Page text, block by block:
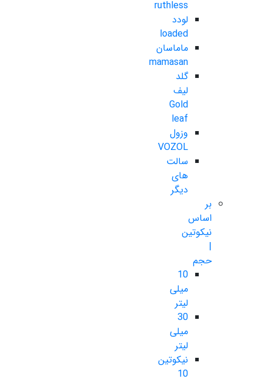
ruthless
لودد
loaded
ماماسان
mamasan
گلد
لیف
Gold
leaf
وزول
VOZOL
سالت
های
دیگر
بر
اساس
نیکوتین
|
حجم
10
میلی
لیتر
30
میلی
لیتر
نیکوتین
10